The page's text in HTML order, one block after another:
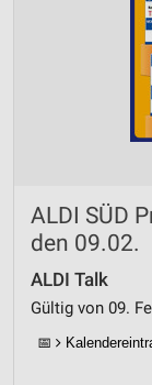
ALDI SÜD
den 09.02.
ALDI Talk
Gültig von 09.
📅